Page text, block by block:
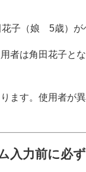
子（娘 5歳）が
は角田花子とな
ます。使用者が
入力前に必